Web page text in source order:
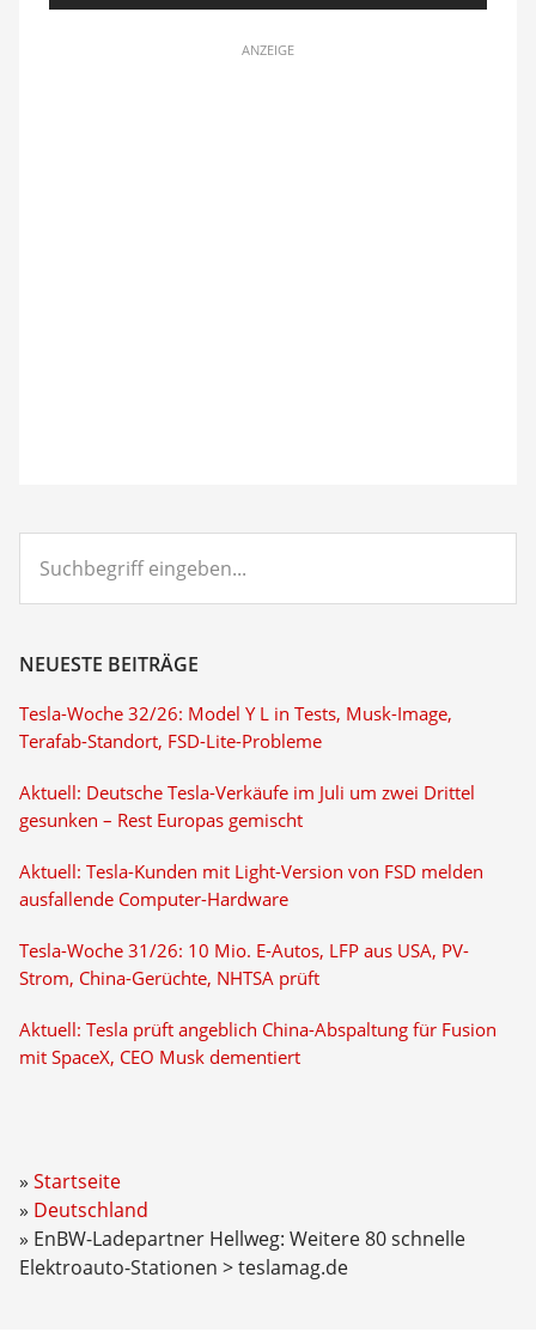
ANZEIGE
eingeben...
NEUESTE BEITRÄGE
Tesla-Woche 32/26: Model Y L in Tests, Musk-Image,
Terafab-Standort, FSD-Lite-Probleme
Aktuell: Deutsche Tesla-Verkäufe im Juli um zwei Drittel
gesunken – Rest Europas gemischt
Aktuell: Tesla-Kunden mit Light-Version von FSD melden
ausfallende Computer-Hardware
Tesla-Woche 31/26: 10 Mio. E-Autos, LFP aus USA, PV-
Strom, China-Gerüchte, NHTSA prüft
Aktuell: Tesla prüft angeblich China-Abspaltung für Fusion
mit SpaceX, CEO Musk dementiert
Startseite
Deutschland
EnBW-Ladepartner Hellweg: Weitere 80 schnelle
Elektroauto-Stationen > teslamag.de